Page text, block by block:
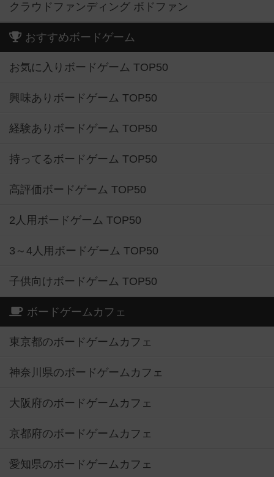
クラウドファンディング ボドファン
おすすめボードゲーム
お気に入りボードゲーム TOP50
興味ありボードゲーム TOP50
経験ありボードゲーム TOP50
持ってるボードゲーム TOP50
高評価ボードゲーム TOP50
2人用ボードゲーム TOP50
3～4人用ボードゲーム TOP50
子供向けボードゲーム TOP50
ボードゲームカフェ
東京都のボードゲームカフェ
神奈川県のボードゲームカフェ
大阪府のボードゲームカフェ
京都府のボードゲームカフェ
愛知県のボードゲームカフェ